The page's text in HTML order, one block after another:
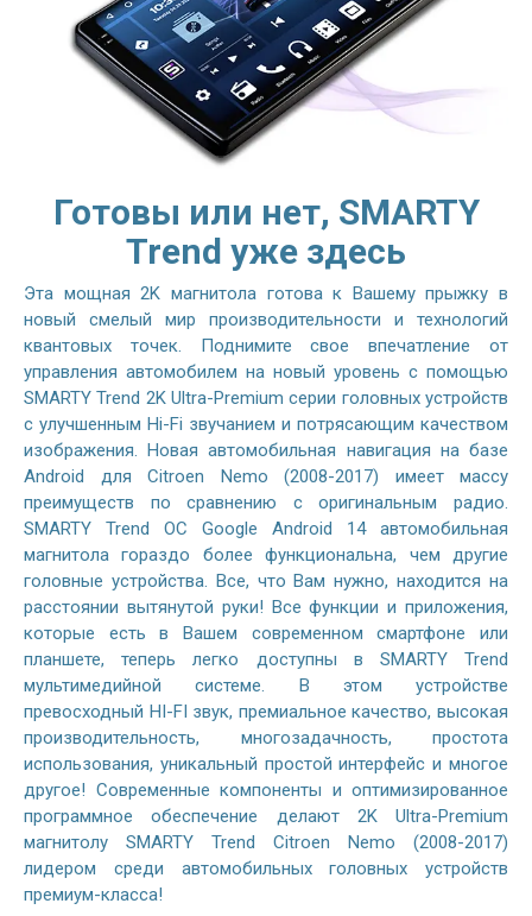
Готовы или нет, SMARTY
Trend уже здесь
Эта мощная 2K магнитола готова к Вашему прыжку в
новый смелый мир производительности и технологий
квантовых точек. Поднимите свое впечатление от
управления автомобилем на новый уровень с помощью
SMARTY Trend 2K Ultra-Premium серии головных устройств
с улучшенным Hi-Fi звучанием и потрясающим качеством
изображения. Новая автомобильная навигация на базе
Android для Citroen Nemo (2008-2017) имеет массу
преимуществ по сравнению с оригинальным радио.
SMARTY Trend ОС Google Android 14 автомобильная
магнитола гораздо более функциональна, чем другие
головные устройства. Все, что Вам нужно, находится на
расстоянии вытянутой руки! Все функции и приложения,
которые есть в Вашем современном смартфоне или
планшете, теперь легко доступны в SMARTY Trend
мультимедийной системе. В этом устройстве
превосходный HI-FI звук, премиальное качество, высокая
производительность, многозадачность, простота
использования, уникальный простой интерфейс и многое
другое! Современные компоненты и оптимизированное
программное обеспечение делают 2K Ultra-Premium
магнитолу SMARTY Trend Citroen Nemo (2008-2017)
лидером среди автомобильных головных устройств
премиум-класса!